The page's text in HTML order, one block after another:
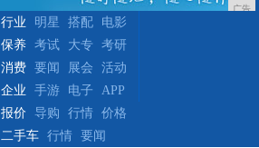
广告
行业 明星 搭配
电影
保养
考试 大专
考研
消费 要闻 展会
活动
企业
手游 电子
APP
报价 导购 行情
价格
二手车
行情 要闻